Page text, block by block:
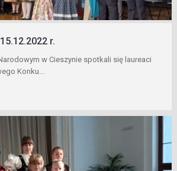
r.
w Cieszynie spotkali się laureaci
Konku...